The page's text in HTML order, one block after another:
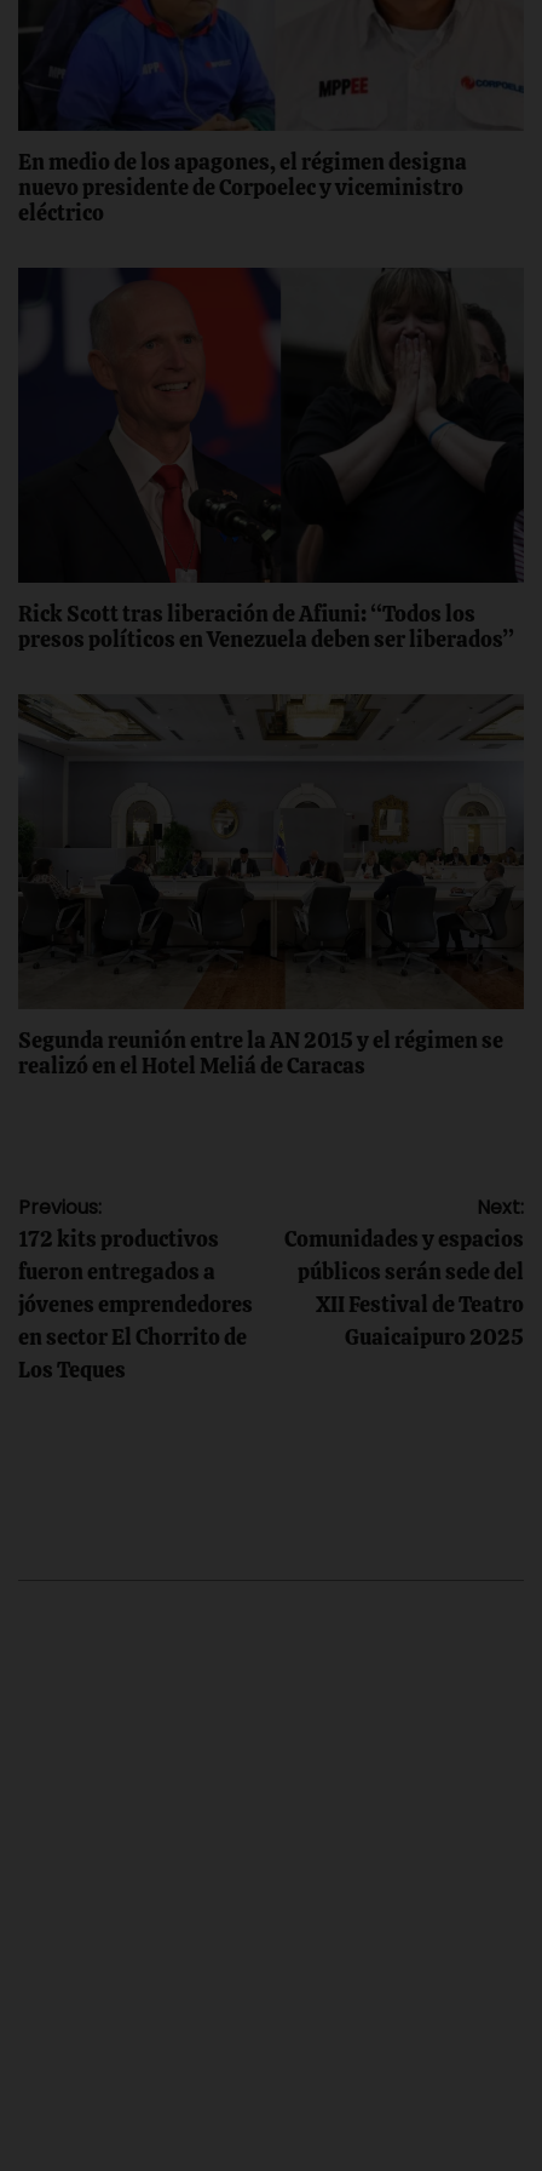
En medio de los apagones, el régimen designa
nuevo presidente de Corpoelec y viceministro
eléctrico
Rick Scott tras liberación de Afiuni: “Todos los
presos políticos en Venezuela deben ser liberados”
Segunda reunión entre la AN 2015 y el régimen se
realizó en el Hotel Meliá de Caracas
Navegación
de
entradas
Previous:
172 kits productivos
fueron entregados a
jóvenes emprendedores
en sector El Chorrito de
Los Teques
Next:
Comunidades y espacios
públicos serán sede del
XII Festival de Teatro
Guaicaipuro 2025